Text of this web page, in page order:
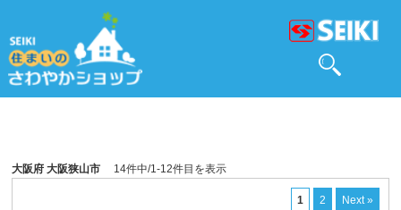
大阪府 大阪狭山市 14件中/1-12件目を表示
1 2 Next »